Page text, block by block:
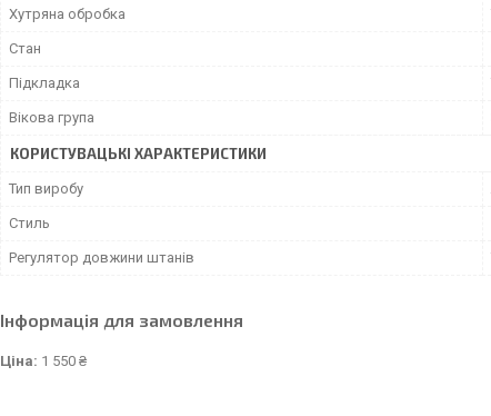
Хутряна обробка
Стан
Підкладка
Вікова група
КОРИСТУВАЦЬКІ ХАРАКТЕРИСТИКИ
Тип виробу
Стиль
Регулятор довжини штанів
Інформація для замовлення
Ціна: 1 550 ₴